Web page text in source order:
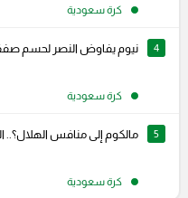
كرة سعودية
4 نيوم يفاوض النصر لحسم
كرة سعودية
5 مالكوم إلى منافس الهلال؟..
كرة سعودية